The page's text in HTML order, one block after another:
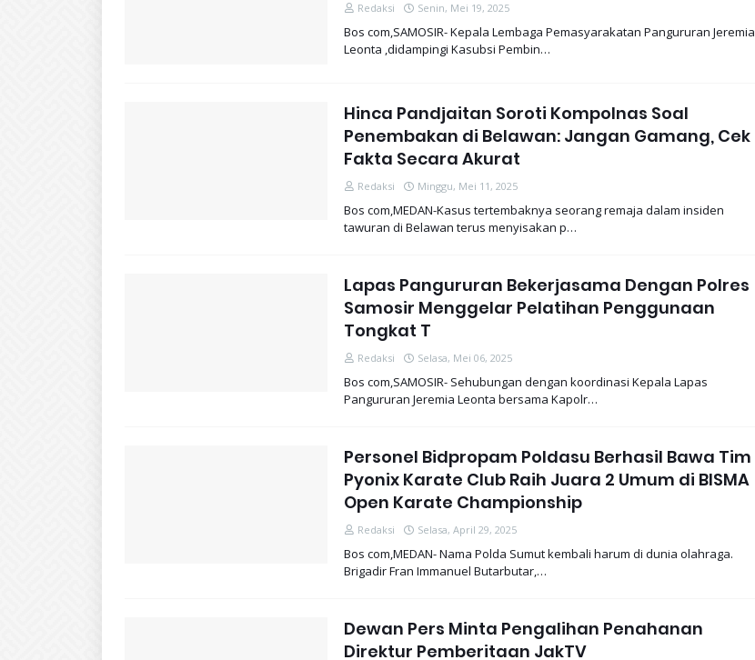
Redaksi Senin, Mei 19, 2025
Bos com,SAMOSIR- Kepala Lembaga Pemasyarakatan Pangururan Jeremia
Leonta ,didampingi Kasubsi Pembin…
Hinca Pandjaitan Soroti Kompolnas Soal
Penembakan di Belawan: Jangan Gamang, Cek
Fakta Secara Akurat
Redaksi Minggu, Mei 11, 2025
Bos com,MEDAN-Kasus tertembaknya seorang remaja dalam insiden
tawuran di Belawan terus menyisakan p…
Lapas Pangururan Bekerjasama Dengan Polres
Samosir Menggelar Pelatihan Penggunaan
Tongkat T
Redaksi Selasa, Mei 06, 2025
Bos com,SAMOSIR- Sehubungan dengan koordinasi Kepala Lapas
Pangururan Jeremia Leonta bersama Kapolr…
Personel Bidpropam Poldasu Berhasil Bawa Tim
Pyonix Karate Club Raih Juara 2 Umum di BISMA
Open Karate Championship
Redaksi Selasa, April 29, 2025
Bos com,MEDAN- Nama Polda Sumut kembali harum di dunia olahraga.
Brigadir Fran Immanuel Butarbutar,…
Dewan Pers Minta Pengalihan Penahanan
Direktur Pemberitaan JakTV